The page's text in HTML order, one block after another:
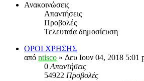
Ανακοινώσεις
Απαντήσεις
Προβολές
Τελευταία δημοσίευση
ΟΡΟΙ ΧΡΗΣΗΣ
από ntisco » Δευ Ιουν 04, 2018 5:01
0 Απαντήσεις
54922 Προβολές